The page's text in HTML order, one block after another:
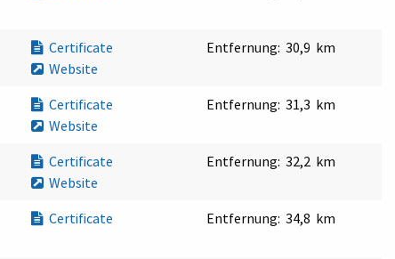
Certificate
Website
Entfernung: 30,9 km
Certificate
Website
Entfernung: 31,3 km
Certificate
Website
Entfernung: 32,2 km
Certificate Entfernung: 34,8 km